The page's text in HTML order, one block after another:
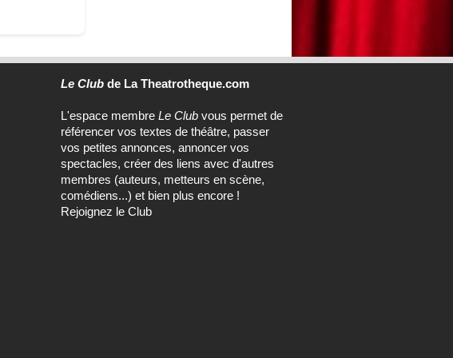
Le Clubde La Theatrotheque.com
L'espace membre Le Clubvous permet de
référencer vos textes de théâtre, passer
vos petites annonces, annoncer vos
spectacles, créer des liens avec d'autres
membres (auteurs, metteurs en scène,
comédiens...) et bien plus encore !
Rejoignez le Club